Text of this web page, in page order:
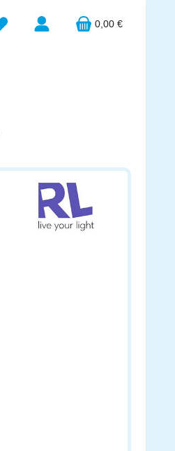
Du hast 0 Produkte auf dem
0,00 €